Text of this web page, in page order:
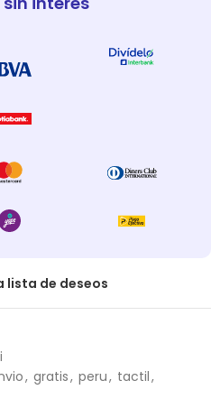
lista de deseos
, gratis, peru, tactil,